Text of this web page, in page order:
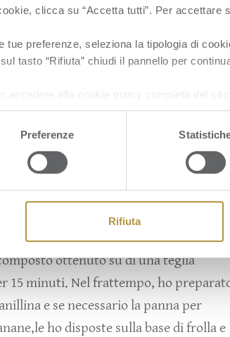
clicca su “Accetta tutti”. Per accettare
tue preferenze, seleziona la tipologia di
tasto “Rifiuta” chiudi il pannello per
Preferenze
Rifiuta
sciolto con 120 gr di zucchero, ho
ottenuto su di una teglia
15 minuti. Nel frattempo, ho
e se necessario la panna per
ho disposte sulla base di frolla e